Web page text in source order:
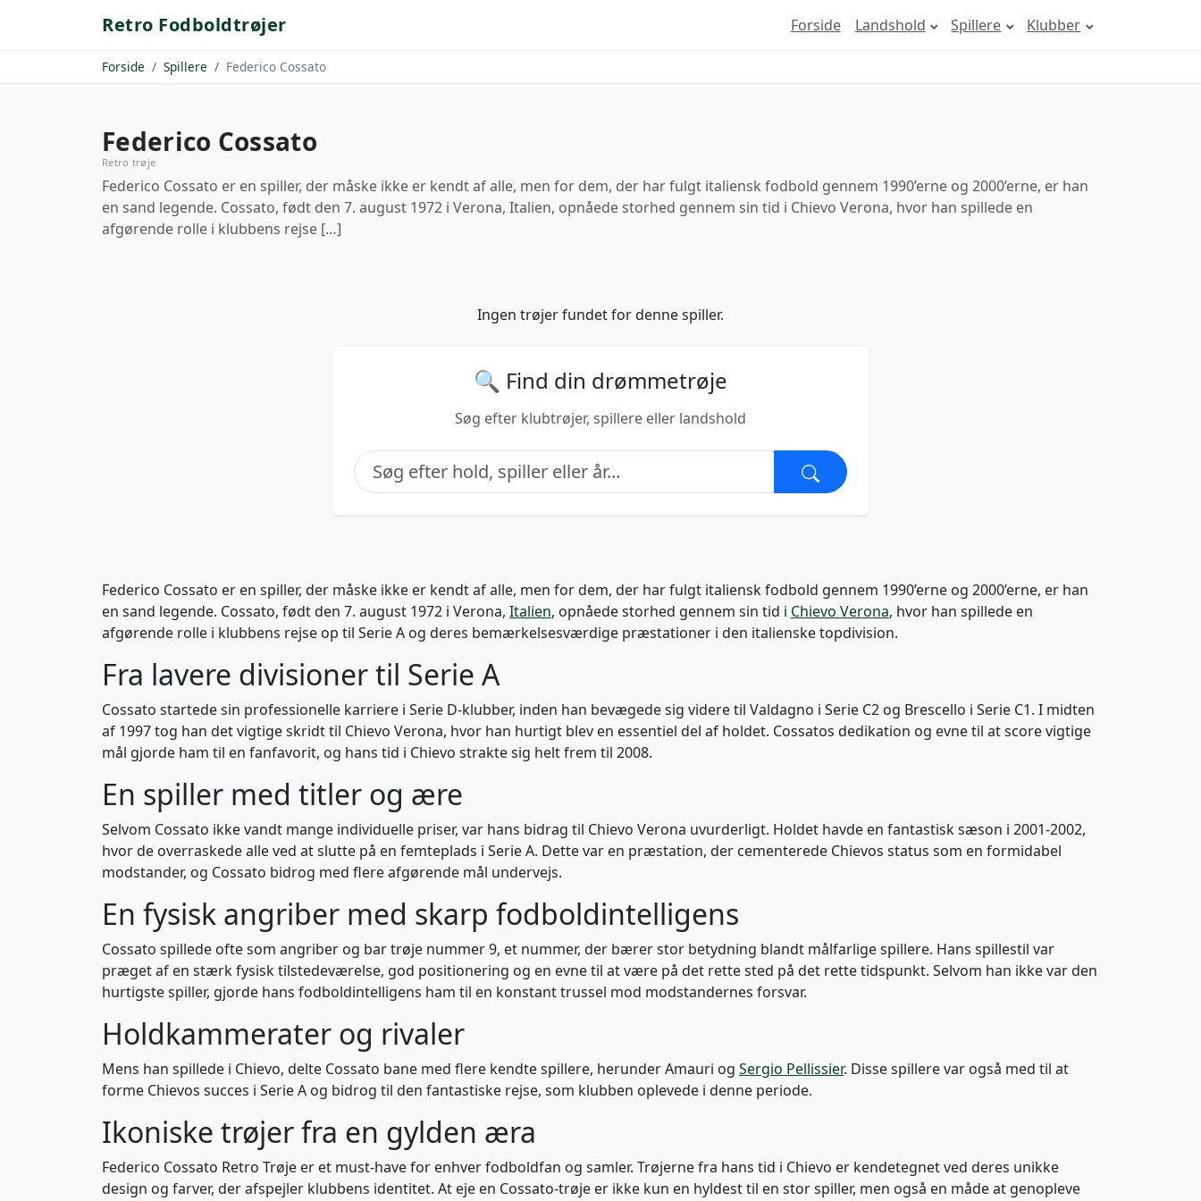
Retro Fodboldtrøjer Forside Landshold Spillere Klubber
Forside Spillere Federico Cossato
Federico Cossato
Retro trøje
Federico Cossato er en spiller, der måske ikke er kendt af alle, men for dem, der har fulgt italiensk fodbold gennem 1990’erne og 2000’erne, er han
en sand legende. Cossato, født den 7. august 1972 i Verona, Italien, opnåede storhed gennem sin tid i Chievo Verona, hvor han spillede en
afgørende rolle i klubbens rejse […]
Ingen trøjer fundet for denne spiller.
🔍 Find din drømmetrøje
Søg efter klubtrøjer, spillere eller landshold
Federico Cossato er en spiller, der måske ikke er kendt af alle, men for dem, der har fulgt italiensk fodbold gennem 1990’erne og 2000’erne, er han
en sand legende. Cossato, født den 7. august 1972 i Verona, Italien, opnåede storhed gennem sin tid i Chievo Verona, hvor han spillede en
afgørende rolle i klubbens rejse op til Serie A og deres bemærkelsesværdige præstationer i den italienske topdivision.
Fra lavere divisioner til Serie A
Cossato startede sin professionelle karriere i Serie D-klubber, inden han bevægede sig videre til Valdagno i Serie C2 og Brescello i Serie C1. I midten
af 1997 tog han det vigtige skridt til Chievo Verona, hvor han hurtigt blev en essentiel del af holdet. Cossatos dedikation og evne til at score vigtige
mål gjorde ham til en fanfavorit, og hans tid i Chievo strakte sig helt frem til 2008.
En spiller med titler og ære
Selvom Cossato ikke vandt mange individuelle priser, var hans bidrag til Chievo Verona uvurderligt. Holdet havde en fantastisk sæson i 2001-2002,
hvor de overraskede alle ved at slutte på en femteplads i Serie A. Dette var en præstation, der cementerede Chievos status som en formidabel
modstander, og Cossato bidrog med flere afgørende mål undervejs.
En fysisk angriber med skarp fodboldintelligens
Cossato spillede ofte som angriber og bar trøje nummer 9, et nummer, der bærer stor betydning blandt målfarlige spillere. Hans spillestil var
præget af en stærk fysisk tilstedeværelse, god positionering og en evne til at være på det rette sted på det rette tidspunkt. Selvom han ikke var den
hurtigste spiller, gjorde hans fodboldintelligens ham til en konstant trussel mod modstandernes forsvar.
Holdkammerater og rivaler
Mens han spillede i Chievo, delte Cossato bane med flere kendte spillere, herunder Amauri og Sergio Pellissier. Disse spillere var også med til at
forme Chievos succes i Serie A og bidrog til den fantastiske rejse, som klubben oplevede i denne periode.
Ikoniske trøjer fra en gylden æra
Federico Cossato Retro Trøje er et must-have for enhver fodboldfan og samler. Trøjerne fra hans tid i Chievo er kendetegnet ved deres unikke
design og farver, der afspejler klubbens identitet. At eje en Cossato-trøje er ikke kun en hyldest til en stor spiller, men også en måde at genopleve